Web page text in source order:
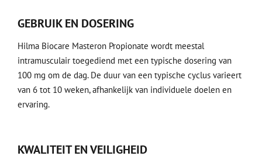
GEBRUIK EN DOSERING
Hilma Biocare Masteron Propionate wordt meestal
intramusculair toegediend met een typische dosering van
100 mg om de dag. De duur van een typische cyclus varieert
van 6 tot 10 weken, afhankelijk van individuele doelen en
ervaring.
KWALITEIT EN VEILIGHEID